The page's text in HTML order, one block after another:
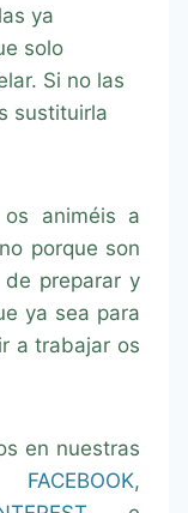
ya
solo
Si no las
sustituirla
animéis a
porque son
de preparar y
ya sea para
a trabajar os
en nuestras
FACEBOOK,